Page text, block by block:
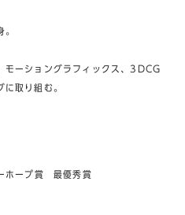
モーショングラフィックス、3DCG
取り組む。
ホープ賞 最優秀賞